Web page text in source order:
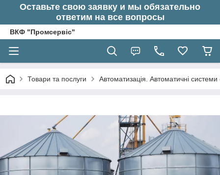
Оставьте свою заявку и мы обязательно
ответим на все вопросы
ВКФ "Промсервіс"
Товари та послуги Автоматизація. Автоматичні